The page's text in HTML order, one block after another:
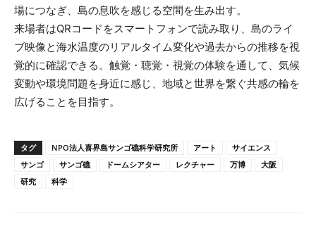
場につなぎ、島の息吹を感じる空間を生み出す。
来場者はQRコードをスマートフォンで読み取り、島のライ
ブ映像と海水温度のリアルタイム変化や過去からの推移を視
覚的に確認できる。触覚・聴覚・視覚の体験を通して、気候
変動や環境問題を身近に感じ、地域と世界を繋ぐ共感の輪を
広げることを目指す。
タグ NPO法人喜界島サンゴ礁科学研究所 アート
サイエンス
サンゴ
サンゴ礁 ドームシアター レクチャー 万博
大阪
研究
科学